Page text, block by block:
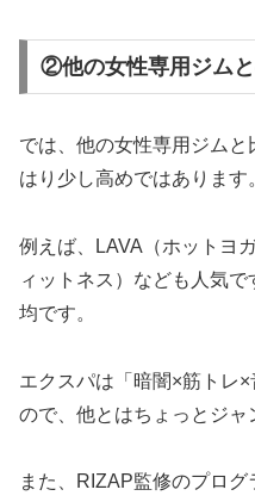
②他の女性専用ジム
では、他の女性専用ジム
はり少し高めではあります
例えば、LAVA（ホットヨ
ィットネス）なども人気
均です。
エクスパは「暗闇×筋トレ
ので、他とはちょっとジャ
また、RIZAP監修のプロ